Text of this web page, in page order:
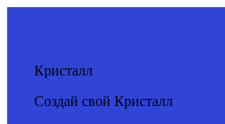
Кристалл
Создай свой Кристалл